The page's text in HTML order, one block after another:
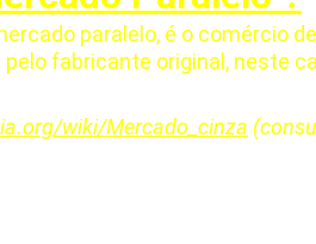
paralelo, é o comércio
fabricante original, neste
wiki/Mercado_cinza